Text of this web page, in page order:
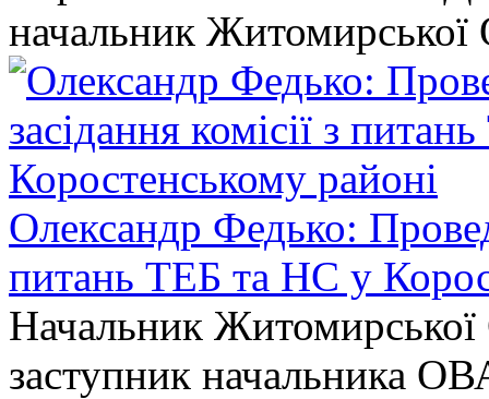
начальник
Олександр Федько:
питань ТЕБ та НС у
Начальник
заступник начальника